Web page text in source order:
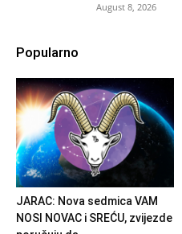
August 8, 2026
Popularno
JARAC: Nova sedmica VAM
NOSI NOVAC i SREĆU, zvijezde